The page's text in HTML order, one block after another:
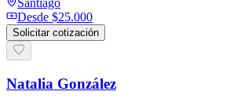
Santiago
Desde $25.000
Solicitar cotización
Natalia González